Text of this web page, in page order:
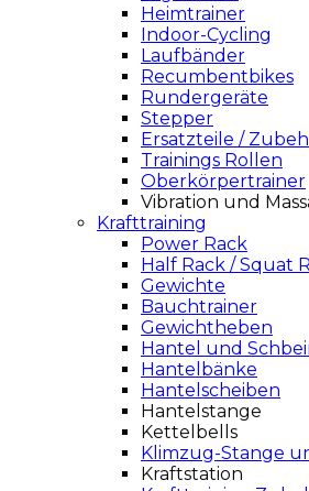
Heimtrainer
Indoor-Cycling
Laufbänder
Recumbentbikes
Rundergeräte
Stepper
Ersatzteile /
Trainings Rollen
Oberkörpertrainer
Vibration und
Krafttraining
Power Rack
Half Rack / Squat
Gewichte
Bauchtrainer
Gewichtheben
Hantel und
Hantelbänke
Hantelscheiben
Hantelstange
Kettelbells
Klimzug-Stange
Kraftstation